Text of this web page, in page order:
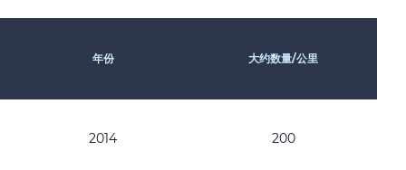
年份 大约数量/公里
2014 200